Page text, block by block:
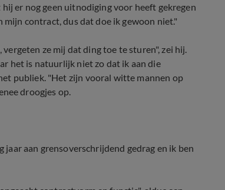
er nog geen uitnodiging voor heeft gekregen
contract, dus dat doe ik gewoon niet."
ze mij dat ding toe te sturen", zei hij.
het is natuurlijk niet zo dat ik aan die
publiek. "Het zijn vooral witte mannen op
droogjes op.
aan grensoverschrijdend gedrag en ik ben